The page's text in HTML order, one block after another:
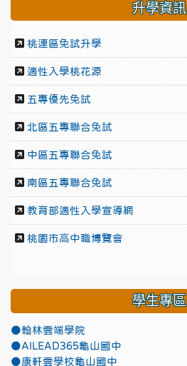
升學資訊
桃連區免試升學
適性入學桃花源
五專優先免試
北區五專聯合免試
中區五專聯合免試
南區五專聯合免試
教育部適性入學宣導網
桃園市高中職博覽會
學生專區
●翰林雲端學院
●AILEAD365龜山國中
●康軒雲學校龜山國中